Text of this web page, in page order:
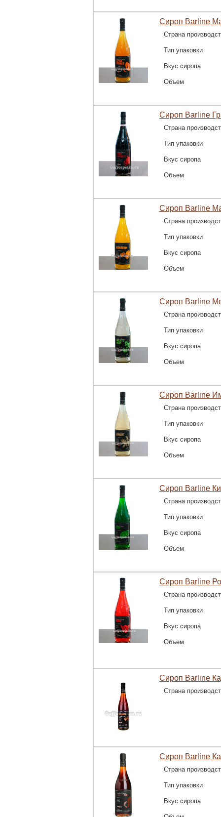
Сироп Barline
Страна
Тип упаковки
Вкус сиропа
Объем
Сироп Barline
Страна
Тип упаковки
Вкус сиропа
Объем
Сироп Barline
Страна
Тип упаковки
Вкус сиропа
Объем
Сироп Barline
Страна
Тип упаковки
Вкус сиропа
Объем
Сироп Barline
Страна
Тип упаковки
Вкус сиропа
Объем
Сироп Barline
Страна
Тип упаковки
Вкус сиропа
Объем
Сироп Barline
Страна
Тип упаковки
Вкус сиропа
Объем
Сироп Barline
Страна
Сироп Barline
Страна
Тип упаковки
Вкус сиропа